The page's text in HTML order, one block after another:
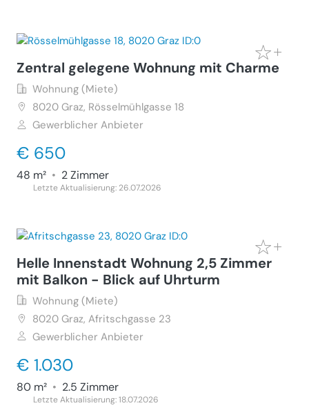
Zentral gelegene Wohnung mit Charme
Wohnung (Miete)
8020 Graz, Rösselmühlgasse 18
Gewerblicher Anbieter
€ 650
48 m² • 2 Zimmer
Letzte Aktualisierung: 26.07.2026
Helle Innenstadt Wohnung 2,5 Zimmer
mit Balkon - Blick auf Uhrturm
Wohnung (Miete)
8020 Graz, Afritschgasse 23
Gewerblicher Anbieter
€ 1.030
80 m² • 2.5 Zimmer
Letzte Aktualisierung: 18.07.2026